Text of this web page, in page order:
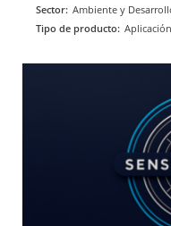
Sector: Ambiente y
Tipo de producto: